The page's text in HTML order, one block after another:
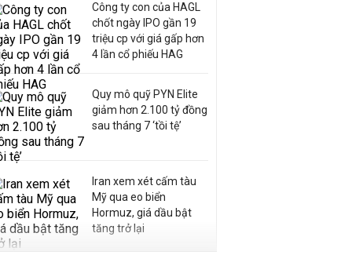
Công ty con của HAGL
chốt ngày IPO gần 19
triệu cp với giá gấp hơn
4 lần cổ phiếu HAG
Quy mô quỹ PYN Elite
giảm hơn 2.100 tỷ đồng
sau tháng 7 ‘tồi tệ’
Iran xem xét cấm tàu
Mỹ qua eo biển
Hormuz, giá dầu bật
tăng trở lại